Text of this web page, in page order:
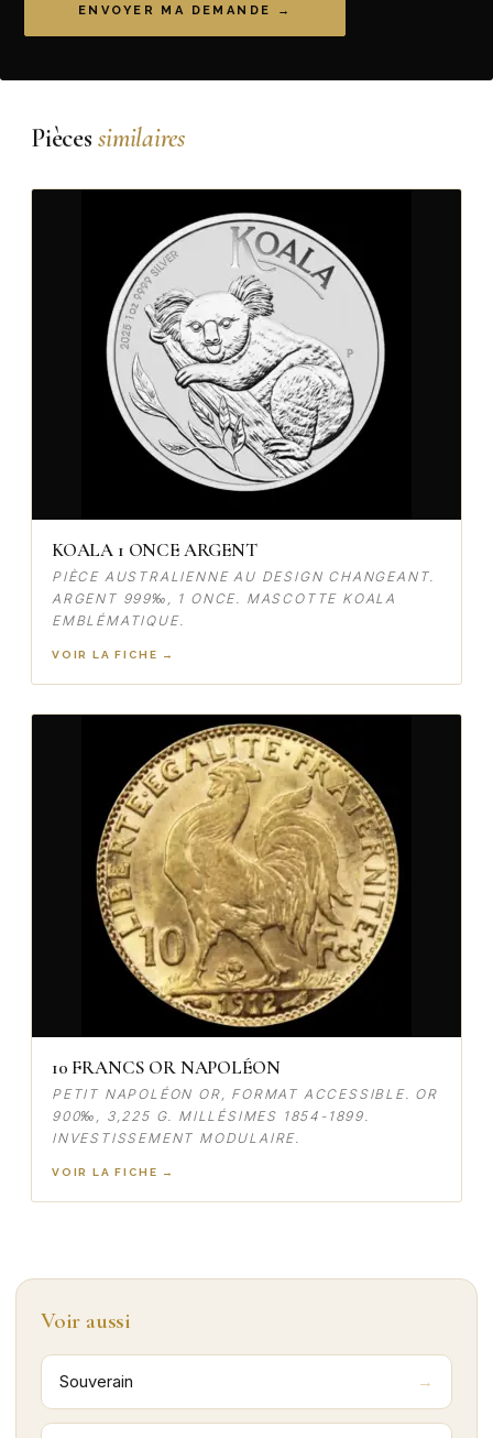
ENVOYER MA DEMANDE →
Piècessimilaires
KOALA 1 ONCE ARGENT
PIÈCE AUSTRALIENNE AU DESIGN CHANGEANT.
ARGENT 999‰, 1 ONCE. MASCOTTE KOALA
EMBLÉMATIQUE.
VOIR LA FICHE →
10 FRANCS OR NAPOLÉON
PETIT NAPOLÉON OR, FORMAT ACCESSIBLE. OR
900‰, 3,225 G. MILLÉSIMES 1854-1899.
INVESTISSEMENT MODULAIRE.
VOIR LA FICHE →
Voir aussi
Souverain